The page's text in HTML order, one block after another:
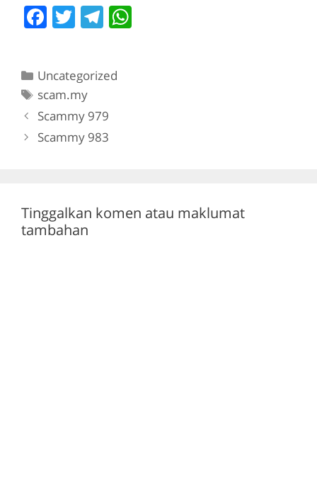
F
a
e
b
o
o
T
w
er
T
el
gr
a
m
Categories
Uncategorized
Tags
scam.my
Scammy 979
Scammy 983
Tinggalkan komen atau maklumat
tambahan